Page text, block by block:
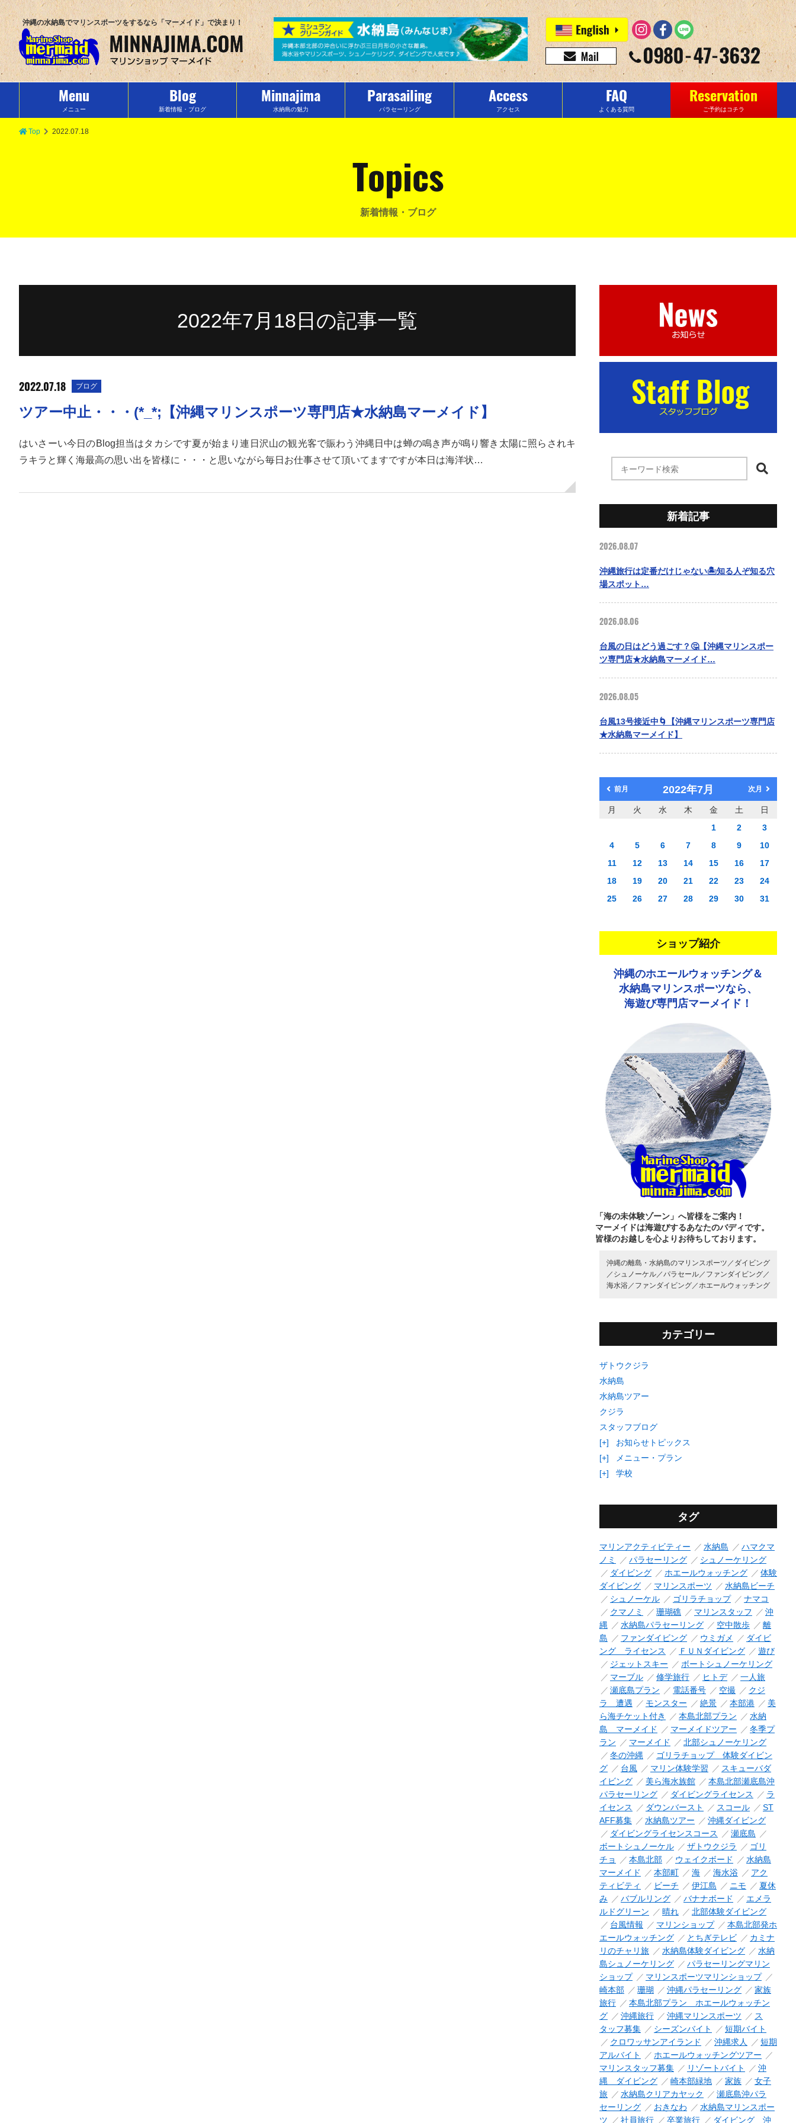
沖縄の水納島でマリンスポーツをするなら「マーメイド」で決まり！
Menu
メニュー
Blog
新着情報・ブログ
Minnajima
水納島の魅力
Parasailing
パラセーリング
Access
アクセス
FAQ
よくある質問
Reservation
ご予約はコチラ
Top 2022.07.18
Topics
新着情報・ブログ
2022年7月18日の記事一覧
2022.07.18 ブログ
ツアー中止・・・(*_*;【沖縄マリンスポーツ専門店★水納島マーメイド】
はいさーい今日のBlog担当はタカシです夏が始まり連日沢山の観光客で賑わう沖縄日中は蝉の鳴き声が鳴り響き太陽に照らされキ
ラキラと輝く海最高の思い出を皆様に・・・と思いながら毎日お仕事させて頂いてますですが本日は海洋状…
新着記事
2026.08.07
沖縄旅行は定番だけじゃない🏝️知る人ぞ知る穴
場スポット…
2026.08.06
台風の日はどう過ごす？🤔【沖縄マリンスポー
ツ専門店★水納島マーメイド…
2026.08.05
台風13号接近中🌀【沖縄マリンスポーツ専門店
★水納島マーメイド】
前月 2022年7月 次月
月 火 水 木 金 土
日
1
2
3
4
5 6 7 8 9
10
11
12 13 14 15 16
17
18
19 20 21 22 23
24
25
26 27 28 29 30 31
ショップ紹介
沖縄のホエールウォッチング＆
水納島マリンスポーツなら、
海遊び専門店マーメイド！
「海の未体験ゾーン」へ皆様をご案内！
マーメイドは海遊びするあなたのバディです。
皆様のお越しを心よりお待ちしております。
沖縄の離島・水納島のマリンスポーツ／ ダイビング
／ シュノーケル／ パラセール／ ファンダイビング／
海水浴／ ファンダイビング／ ホエールウォッチング
カテゴリー
ザトウクジラ
水納島
水納島ツアー
クジラ
スタッフブログ
[+]
お知らせトピックス
[+]
メニュー・プラン
[+]
学校
タグ
マリンアクティビティー 水納島
ハマクマ
ノミ
パラセーリング
シュノーケリング
ダイビング
ホエールウォッチング
体験
ダイビング
マリンスポーツ
水納島ビーチ
シュノーケル
ゴリラチョップ
ナマコ
クマノミ
珊瑚礁 マリンスタッフ
沖
縄
水納島パラセーリング 空中散歩
離
島
ファンダイビング ウミガメ
ダイビ
ング ライセンス
ＦＵＮダイビング
遊び
ジェットスキー
ボートシュノーケリング
マーブル
修学旅行 ヒトデ
一人旅
瀬底島プラン
電話番号 空撮
クジ
ラ 遭遇
モンスター 絶景 本部港
美
ら海チケット付き
本島北部プラン
水納
島 マーメイド
マーメイドツアー
冬季プ
ラン
マーメイド
北部シュノーケリング
冬の沖縄
ゴリラチョップ 体験ダイビン
グ
台風 マリン体験学習
スキューバダ
イビング
美ら海水族館
本島北部瀬底島沖
パラセーリング
ダイビングライセンス
ラ
イセンス
ダウンバースト スコール
ST
AFF募集
水納島ツアー
沖縄ダイビング
ダイビングライセンスコース
瀬底島
ボートシュノーケル
ザトウクジラ
ゴリ
チョ
本島北部 ウェイクボード
水納島
マーメイド
本部町 海 海水浴
アク
ティビティ
ビーチ 伊江島 ニモ
夏休
み
バブルリング バナナボード
エメラ
ルドグリーン
晴れ
北部体験ダイビング
台風情報
マリンショップ
本島北部発ホ
エールウォッチング
とちぎテレビ
カミナ
リのチャリ旅
水納島体験ダイビング
水納
島シュノーケリング
パラセーリングマリン
ショップ
マリンスポーツマリンショップ
崎本部
珊瑚 沖縄パラセーリング
家族
旅行
本島北部プラン ホエールウォッチン
グ
沖縄旅行 沖縄マリンスポーツ
ス
タッフ募集
シーズンバイト
短期バイト
クロワッサンアイランド
沖縄求人
短期
アルバイト
ホエールウォッチングツアー
マリンスタッフ募集
リゾートバイト
沖
縄 ダイビング
崎本部緑地 家族
女子
旅
水納島クリアカヤック
瀬底島沖パラ
セーリング
おきなわ
水納島マリンスポー
ツ
社員旅行 卒業旅行 ダイビング 沖